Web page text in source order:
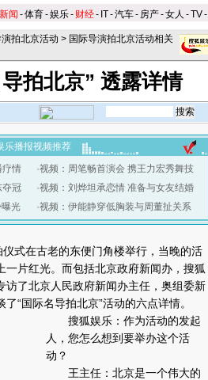
新闻 -体育-娱乐- 财经- IT-汽车- 房产-女人 -TV-
拍北京活动 > 国际导演拍北京活动相关
拍北京” 透露详情
乐播报视频推荐
疗情
夺冠
光
·视频：周笔畅首演会 携王力宏秀舞技
·视频：刘烨坦承恋情 准备与女友结婚
·视频：伊能静穿低胸装与周董扯关系
仪式在古老的东便门角楼举行，当晚的活
片红光。而包括北京政府新闻办，搜狐
了北京人民政府新闻办主任，奥组委新
“国际名导拍北京”活动的六点详情。
搜狐娱乐：作为活动的发起
人，您怎么想到要举办这个活
动？
王主任：北京是一个伟大的